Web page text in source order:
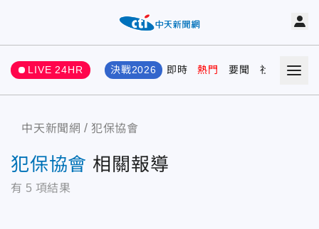
LIVE 24HR 決戰2026 即時 熱門 要聞 社會 娛樂
中天新聞網 犯保協會
犯保協會 相關報導
有 5 項結果